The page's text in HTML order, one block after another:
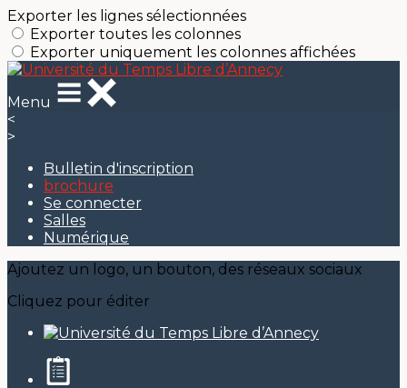
Exporter les lignes sélectionnées
Exporter toutes les colonnes
Exporter uniquement les colonnes affichées
Menu
<
>
Bulletin d'inscription
brochure
Se connecter
Salles
Numérique
Ajoutez un logo, un bouton, des réseaux sociaux
Cliquez pour éditer